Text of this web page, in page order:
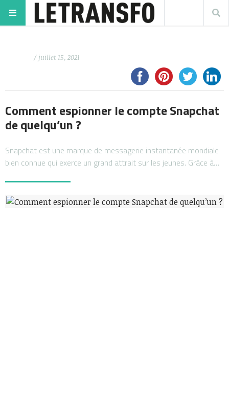
/ juillet 15, 2021
Comment espionner le compte Snapchat
de quelqu’un ?
Snapchat est une marque de messagerie instantanée mondiale
bien connue qui exerce un grand attrait sur les jeunes. Grâce à…